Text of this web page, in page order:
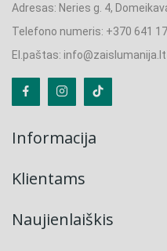
Adresas: Neries g. 4,
Telefono numeris: +370 641
El.paštas: info@zaislumanija.lt
Informacija
Klientams
Naujienlaiškis